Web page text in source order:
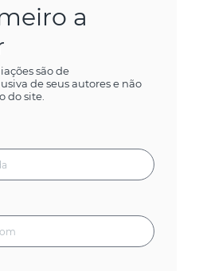
a
são de
de seus autores e não
do site.